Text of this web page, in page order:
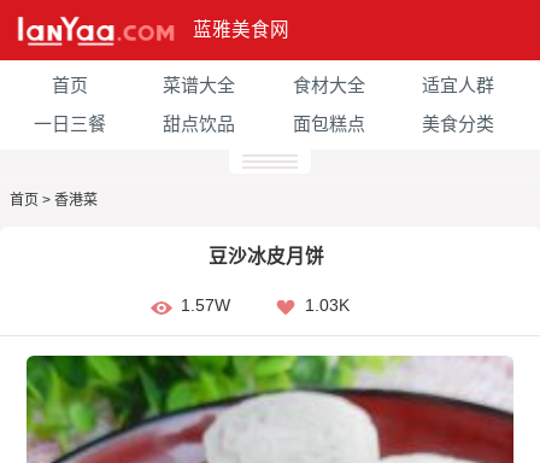
蓝雅美食网
首页 菜谱大全 食材大全
适宜人群
一日三餐
甜点饮品 面包糕点 美食分类
首页 > 香港菜
豆沙冰皮月饼
1.57W 1.03K